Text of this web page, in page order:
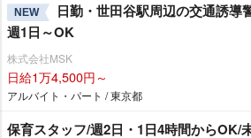
NEW
日勤・世田谷駅周辺の交通誘導
週1日～OK
株式会社MSK
日給1万4,500円～
アルバイト・パート / 東京都
保育スタッフ/週2日・1日4時間からOK/